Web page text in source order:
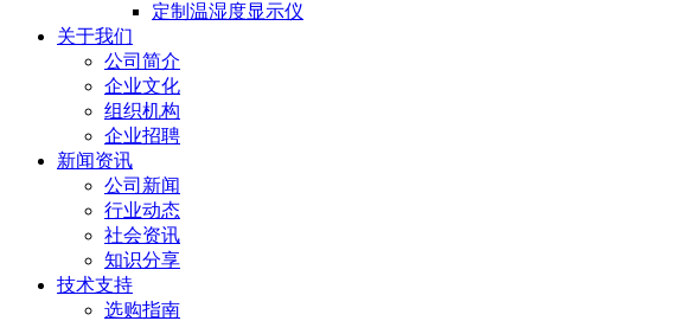
定制温湿度显示仪
关于我们
公司简介
企业文化
组织机构
企业招聘
新闻资讯
公司新闻
行业动态
社会资讯
知识分享
技术支持
选购指南